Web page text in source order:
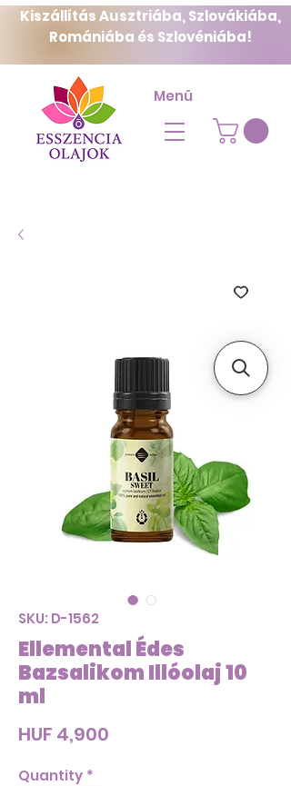
Kiszállítás Ausztriába, Szlovákiába,
Romániába és Szlovéniába!
Menü
SKU: D-1562
Ellemental Édes
Bazsalikom Illóolaj 10
ml
HUF 4,900
Quantity *